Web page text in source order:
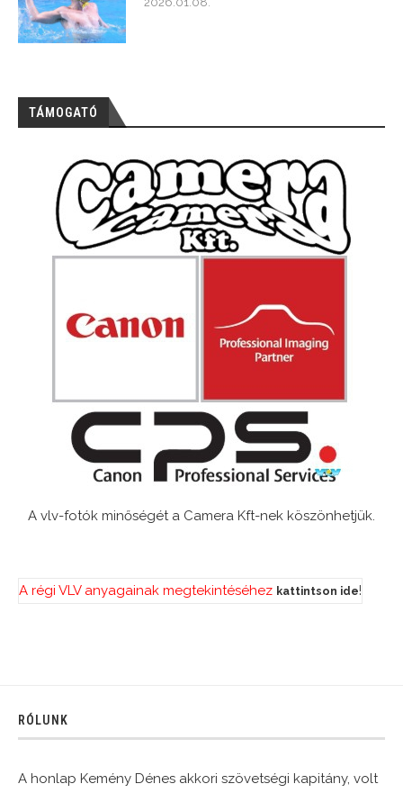
TÁMOGATÓ
A vlv-fotók minőségét a Camera Kft-nek köszönhetjük.
A régi VLV anyagainak megtekintéséhez kattintson ide!
RÓLUNK
A honlap Kemény Dénes akkori szövetségi kapitány, volt